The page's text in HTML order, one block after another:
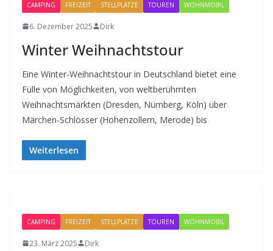
CAMPING FREIZEIT STELLPLÄTZE TOUREN WOHNMOBIL
6. Dezember 2025 Dirk
Winter Weihnachtstour
Eine Winter-Weihnachtstour in Deutschland bietet eine
Fülle von Möglichkeiten, von weltberühmten
Weihnachtsmärkten (Dresden, Nürnberg, Köln) über
Märchen-Schlösser (Hohenzollern, Merode) bis
Weiterlesen
CAMPING FREIZEIT STELLPLÄTZE TOUREN WOHNMOBIL
23. März 2025 Dirk